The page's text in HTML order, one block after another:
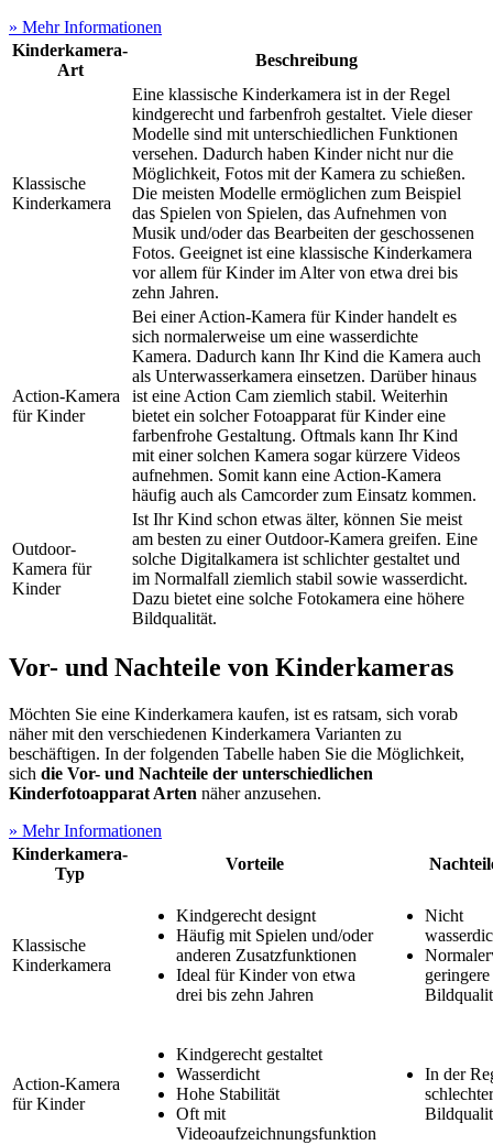
» Mehr Informationen
Kinderkamera-
Art
Beschreibung
Klassische
Kinderkamera
Eine klassische Kinderkamera ist in der Regel
kindgerecht und farbenfroh gestaltet. Viele dieser
Modelle sind mit unterschiedlichen Funktionen
versehen. Dadurch haben Kinder nicht nur die
Möglichkeit, Fotos mit der Kamera zu schießen.
Die meisten Modelle ermöglichen zum Beispiel
das Spielen von Spielen, das Aufnehmen von
Musik und/oder das Bearbeiten der geschossenen
Fotos. Geeignet ist eine klassische Kinderkamera
vor allem für Kinder im Alter von etwa drei bis
zehn Jahren.
Action-Kamera
für Kinder
Bei einer Action-Kamera für Kinder handelt es
sich normalerweise um eine wasserdichte
Kamera. Dadurch kann Ihr Kind die Kamera auch
als Unterwasserkamera einsetzen. Darüber hinaus
ist eine Action Cam ziemlich stabil. Weiterhin
bietet ein solcher Fotoapparat für Kinder eine
farbenfrohe Gestaltung. Oftmals kann Ihr Kind
mit einer solchen Kamera sogar kürzere Videos
aufnehmen. Somit kann eine Action-Kamera
häufig auch als Camcorder zum Einsatz kommen.
Outdoor-
Kamera für
Kinder
Ist Ihr Kind schon etwas älter, können Sie meist
am besten zu einer Outdoor-Kamera greifen. Eine
solche Digitalkamera ist schlichter gestaltet und
im Normalfall ziemlich stabil sowie wasserdicht.
Dazu bietet eine solche Fotokamera eine höhere
Bildqualität.
Vor- und Nachteile von Kinderkameras
Möchten Sie eine Kinderkamera kaufen, ist es ratsam, sich vorab
näher mit den verschiedenen Kinderkamera Varianten zu
beschäftigen. In der folgenden Tabelle haben Sie die Möglichkeit,
sich die Vor- und Nachteile der unterschiedlichen
Kinderfotoapparat Arten näher anzusehen.
» Mehr Informationen
Kinderkamera-
Typ
Vorteile
Klassische
Kinderkamera
Kindgerecht designt
Häufig mit Spielen und/oder
anderen Zusatzfunktionen
Ideal für Kinder von etwa
drei bis zehn Jahren
Nicht
geringere
Action-Kamera
für Kinder
Kindgerecht gestaltet
Wasserdicht
Hohe Stabilität
Oft mit
Videoaufzeichnungsfunktion
In der